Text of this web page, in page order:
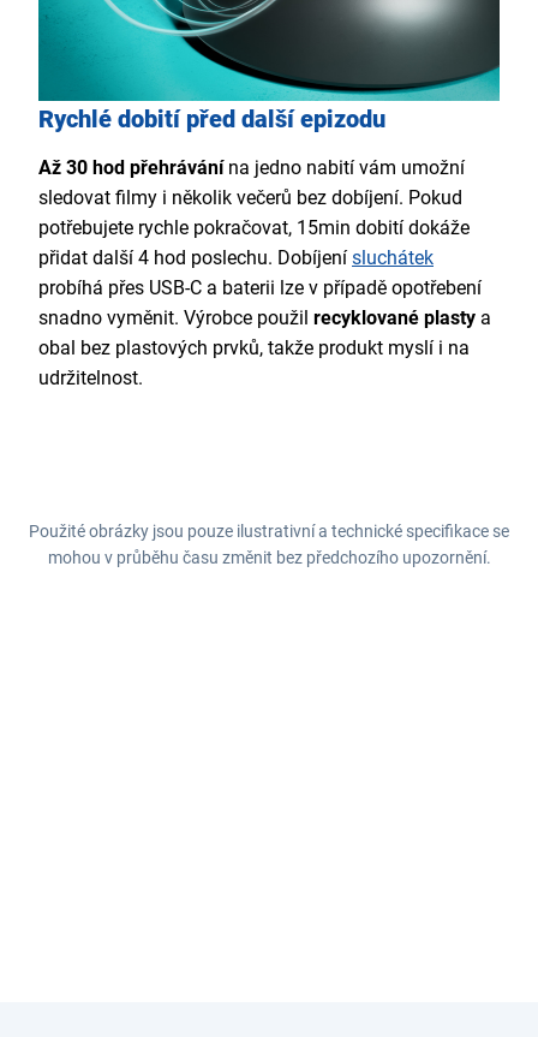
Rychlé dobití před další epizodu
Až 30 hod přehrávánína jedno nabití vám umožní
sledovat filmy i několik večerů bez dobíjení. Pokud
potřebujete rychle pokračovat, 15min dobití dokáže
přidat další 4 hod poslechu. Dobíjení sluchátek
probíhá přes USB-C a baterii lze v případě opotřebení
snadno vyměnit. Výrobce použil recyklované plasty a
obal bez plastových prvků, takže produkt myslí i na
udržitelnost.
Použité obrázky jsou pouze ilustrativní a technické specifikace se
mohou v průběhu času změnit bez předchozího upozornění.